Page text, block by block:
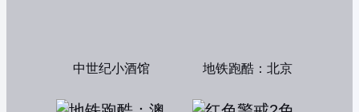
中世纪小酒馆 地铁跑酷：北京